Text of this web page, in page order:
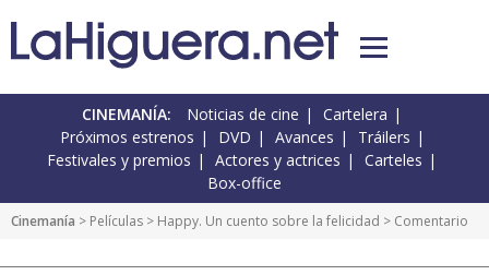
CINEMANÍA: Noticias de cine
Cartelera
Próximos estrenos
DVD Avances
Tráilers
Festivales y premios
Actores y actrices
Carteles
Box-office
Cinemanía > Películas > Happy. Un cuento sobre la felicidad > Comentario